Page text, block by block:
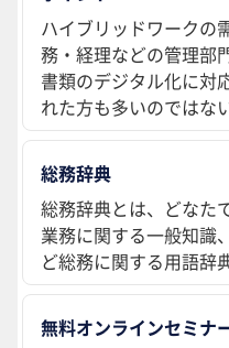
ハイブリッドワークの
務・経理などの管理部
書類のデジタル化に対
れた方も多いのではな
総務辞典
総務辞典とは、どなた
業務に関する一般知識
ど総務に関する用語辞
無料オンラインセミナ